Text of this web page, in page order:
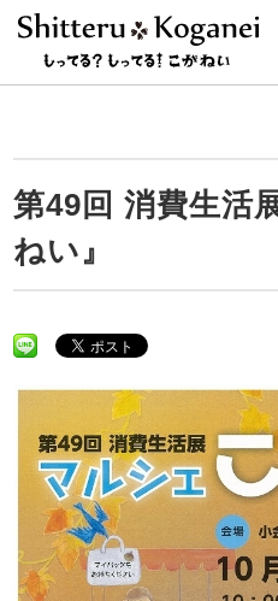
第49回 消費生活
ねい』